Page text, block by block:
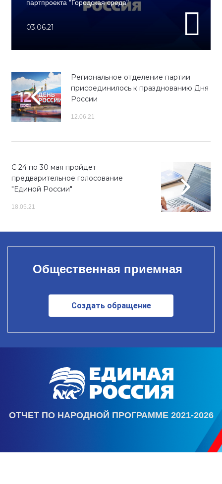
партпроекта "Городская среда"
03.06.21
Региональное отделение партии
присоединилось к празднованию Дня
России
12.06.21
С 24 по 30 мая пройдет
предварительное голосование
"Единой России"
18.05.21
Общественная приемная
Создать обращение
ОТЧЕТ ПО НАРОДНОЙ ПРОГРАММЕ 2021-2026